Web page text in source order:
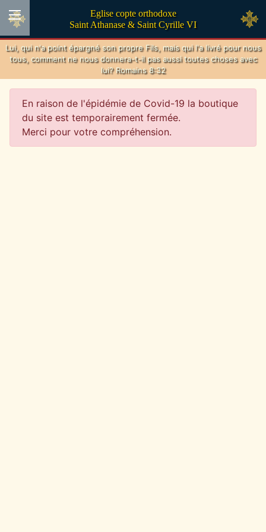
Eglise copte orthodoxe
Saint Athanase & Saint Cyrille VI
Lui, qui n'a point épargné son propre Fils, mais qui l'a livré pour nous
tous, comment ne nous donnera-t-il pas aussi toutes choses avec
lui? Romains 8:32
En raison de l'épidémie de Covid-19 la boutique
du site est temporairement fermée.
Merci pour votre compréhension.